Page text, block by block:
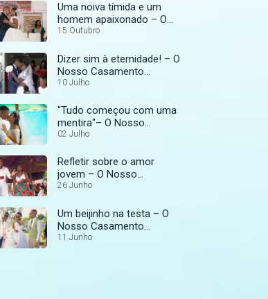
Uma noiva tímida e um
homem apaixonado – O
Nosso Casamento
15 Outubro
Dizer sim à eternidade! – O
Nosso Casamento
Perfeito
10 Julho
"Tudo começou com uma
mentira"– O Nosso
Casamento Perfeito
02 Julho
Refletir sobre o amor
jovem – O Nosso
Casamento Perfeito
26 Junho
Um beijinho na testa – O
Nosso Casamento
Perfeito
11 Junho